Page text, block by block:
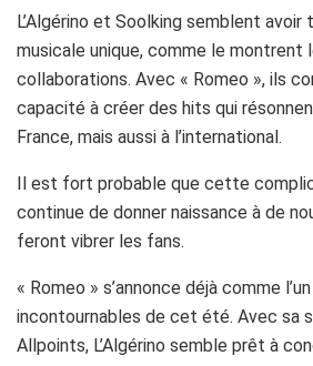
L’Algérino et Soolking semblent avoir
musicale unique, comme le montrent
collaborations. Avec « Romeo », ils
capacité à créer des hits qui
France, mais aussi à l’international.
Il est fort probable que cette
continue de donner naissance à de
feront vibrer les fans.
« Romeo » s’annonce déjà comme
incontournables de cet été. Avec sa
Allpoints, L’Algérino semble prêt à